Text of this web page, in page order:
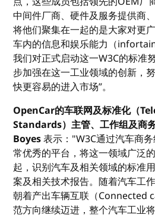
中间件厂商、硬件及服务提供商
将他们聚集在一起的是大家对更
车内的信息和娱乐能力（
我们对正式启动这一W3C的标准
步加强在这一工业领域的创新，
快更容易的进入市场”。
OpenCar的车联网及标准化（
Standards）主管、工作组及商
Boyes表示："W3C通过汽车商
常优秀的平台，将这一领域广泛
起，识别汽车及相关领域的标准
案及相关技术报告。随着汽车工
朝着产出车辆互联（Connected
范方向继续迈进，整个汽车工业将